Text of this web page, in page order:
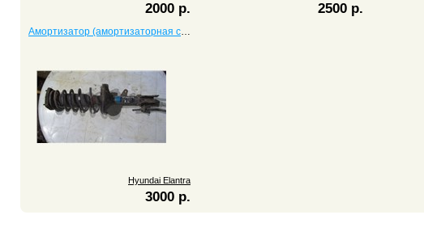
2000 р. 2500 р.
Амортизатор (амортизаторная стойка) задний левый Elantra
Hyundai Elantra
3000 р.